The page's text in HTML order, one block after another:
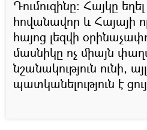
Դումուզինը։ Հայկը
հովանավոր և Հայայի
հայոց լեզվի
մասնիկը ոչ միայն
նշանակություն ունի,
պատկանելություն է